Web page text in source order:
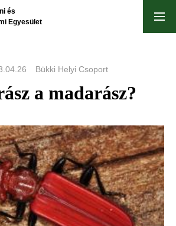
és
Egyesület
Bükki Helyi Csoport
a madarász?